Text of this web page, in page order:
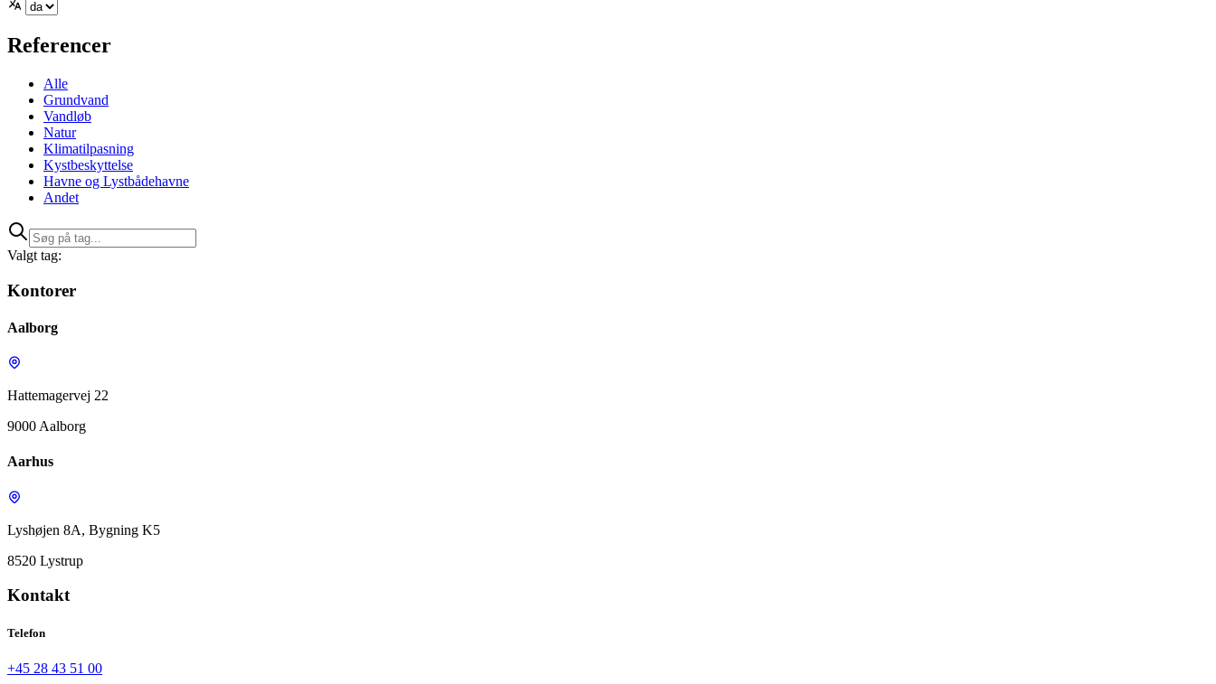
Referencer
Alle
Grundvand
Vandløb
Natur
Klimatilpasning
Kystbeskyttelse
Havne og Lystbådehavne
Andet
Valgt tag:
Kontorer
Aalborg
Hattemagervej 22
9000 Aalborg
Aarhus
Lyshøjen 8A, Bygning K5
8520 Lystrup
Kontakt
Telefon
+45 28 43 51 00